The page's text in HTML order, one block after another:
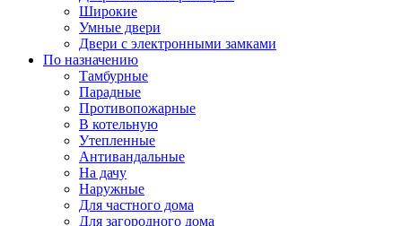
Широкие
Умные двери
Двери с электронными замками
По назначению
Тамбурные
Парадные
Противопожарные
В котельную
Утепленные
Антивандальные
На дачу
Наружные
Для частного дома
Для загородного дома